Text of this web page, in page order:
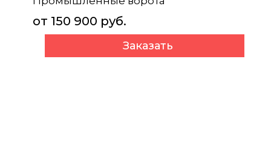
от 150 900 руб.
Заказать